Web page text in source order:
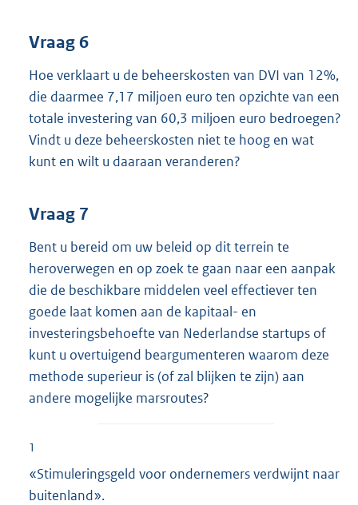
Vraag 6
Hoe verklaart u de beheerskosten van DVI van 12%,
die daarmee 7,17 miljoen euro ten opzichte van een
totale investering van 60,3 miljoen euro bedroegen?
Vindt u deze beheerskosten niet te hoog en wat
kunt en wilt u daaraan veranderen?
Vraag 7
Bent u bereid om uw beleid op dit terrein te
heroverwegen en op zoek te gaan naar een aanpak
die de beschikbare middelen veel effectiever ten
goede laat komen aan de kapitaal- en
investeringsbehoefte van Nederlandse startups of
kunt u overtuigend beargumenteren waarom deze
methode superieur is (of zal blijken te zijn) aan
andere mogelijke marsroutes?
1
«Stimuleringsgeld voor ondernemers verdwijnt naar
buitenland».